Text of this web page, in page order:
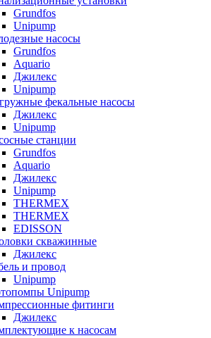
Grundfos
Unipump
насосы
Grundfos
Aquario
Джилекс
Unipump
фекальные насосы
Джилекс
Unipump
станции
Grundfos
Aquario
Джилекс
Unipump
THERMEX
THERMEX
EDISSON
скважинные
Джилекс
и провод
Unipump
Unipump
фитинги
Джилекс
к насосам